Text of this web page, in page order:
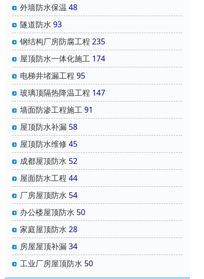
外墙防水保温 48
隧道防水 93
钢结构厂房防腐工程 235
屋顶防水一体化施工 174
电梯井堵漏工程 95
玻璃顶隔热降温工程 147
墙面防渗工程施工91
屋顶防水补漏 58
屋顶防水维修 45
成都屋顶防水 52
屋面防水工程 44
厂房屋顶防水 54
办公楼屋顶防水 50
家庭屋顶防水 28
房屋屋顶补漏34
工业厂房屋顶防水 50